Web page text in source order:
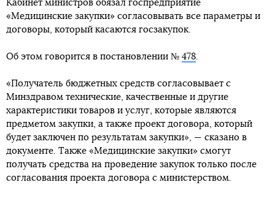
Кабинет министров обязал госпредприятие
«Медицинские закупки» согласовывать все параметры и
договоры, который касаются госзакупок.
Об этом говорится в постановлении № 478.
«Получатель бюджетных средств согласовывает с
Минздравом технические, качественные и другие
характеристики товаров и услуг, которые являются
предметом закупки, а также проект договора, который
будет заключен по результатам закупки», — сказано в
документе. Также «Медицинские закупки» смогут
получать средства на проведение закупок только после
согласования проекта договора с министерством.